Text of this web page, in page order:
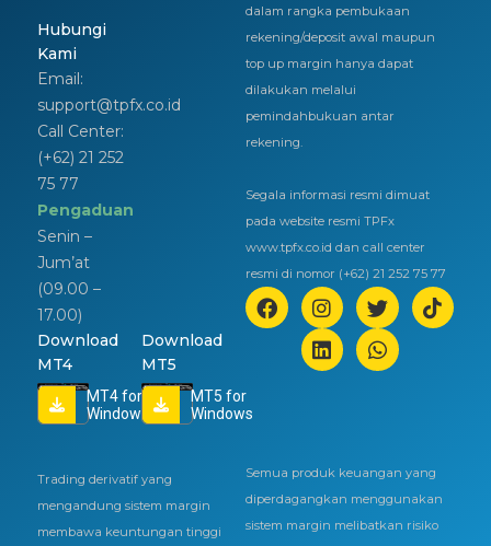
Hubungi
Kami
Email:
support@tpfx.co.id
Call Center:
(+62) 21 252
75 77
Pengaduan
Senin –
Jum’at
(09.00 –
17.00)
Download
MT4
MT4 for
Windows
Download
MT5
MT5 for
Windows
dalam rangka pembukaan
rekening/deposit awal maupun
top up margin hanya dapat
dilakukan melalui
pemindahbukuan antar
rekening.
Segala informasi resmi dimuat
pada website resmi TPFx
www.tpfx.co.id dan call center
resmi di nomor (+62) 21 252 75 77
Trading derivatif yang
mengandung sistem margin
membawa keuntungan tinggi
Semua produk keuangan yang
diperdagangkan menggunakan
sistem margin melibatkan risiko